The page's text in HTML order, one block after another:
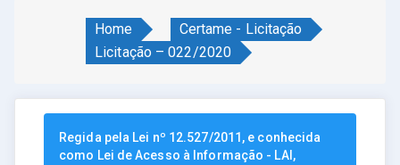
Home
Certame - Licitação
Licitação – 022/2020
Regida pela Lei nº 12.527/2011, e conhecida
como Lei de Acesso à Informação - LAI,